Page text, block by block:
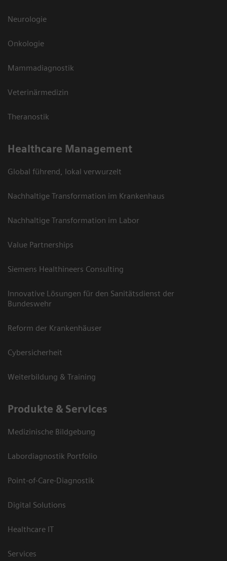
Neurologie
Onkologie
Mammadiagnostik
Veterinärmedizin
Theranostik
Healthcare Management
Global führend, lokal verwurzelt
Nachhaltige Transformation im Krankenhaus
Nachhaltige Transformation im Labor
Value Partnerships
Siemens Healthineers Consulting
Innovative Lösungen für den Sanitätsdienst der
Bundeswehr
Reform der Krankenhäuser
Cybersicherheit
Weiterbildung & Training
Produkte & Services
Medizinische Bildgebung
Labordiagnostik Portfolio
Point-of-Care-Diagnostik
Digital Solutions
Healthcare IT
Services